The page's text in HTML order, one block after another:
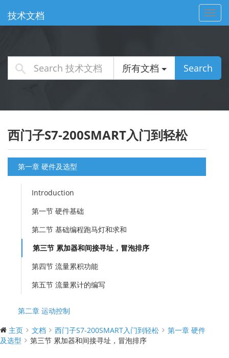
技术文档
所有文档 Search
西门子S7-200SMART入门到轻松
第一章 硬件及选型
Introduction
第一节 硬件基础
第二节 基础编程跑马灯和求和
第三节 累加器和间接寻址，冒泡排序
第四节 流量累积功能
第五节 流量累计的编写
第二章 运动控制
主页
文档 西门子S7-200SMART入门到轻松
第一章 硬件
及选型
第三节 累加器和间接寻址，冒泡排序